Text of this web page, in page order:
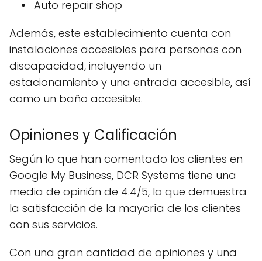
Auto repair shop
Además, este establecimiento cuenta con
instalaciones accesibles para personas con
discapacidad, incluyendo un
estacionamiento y una entrada accesible, así
como un baño accesible.
Opiniones y Calificación
Según lo que han comentado los clientes en
Google My Business, DCR Systems tiene una
media de opinión de 4.4/5, lo que demuestra
la satisfacción de la mayoría de los clientes
con sus servicios.
Con una gran cantidad de opiniones y una